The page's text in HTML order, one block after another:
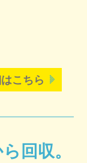
こちら
回収。